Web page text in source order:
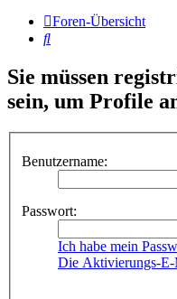
Foren-Übersicht
Suche
Sie müssen
sein, um Profile
Benutzername:
Passwort:
Ich habe mein
Die Aktivierungs-E-